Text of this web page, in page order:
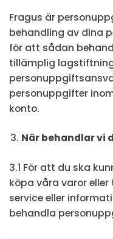
Fragus är
behandling av dina
för att sådan
tillämplig
personuppgifter
konto.
När behandlar vi
3.1 För att du ska
köpa våra varor
service eller
behandla